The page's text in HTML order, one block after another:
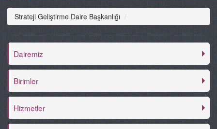
Strateji Geliştirme Daire Başkanlığı
Dairemiz
Birimler
Hizmetler